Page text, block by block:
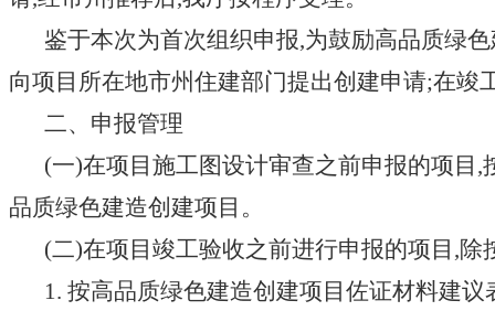
鉴于本次为首次组织申报,为鼓励高品质绿
向项目所在地市州住建部门提出创建申请;在竣
二、申报管理
(一)在项目施工图设计审查之前申报的项目
品质绿色建造创建项目。
(二)在项目竣工验收之前进行申报的项目,
1. 按高品质绿色建造创建项目佐证材料建